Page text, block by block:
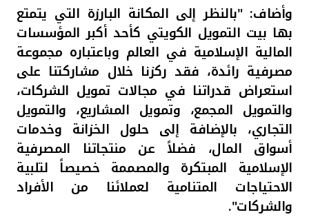
وأضاف: "بالنظر إلى المكانة البارزة التي يتمتع
بها بيت التمويل الكويتي كأحد أكبر المؤسسات
المالية الإسلامية في العالم وباعتباره مجموعة
مصرفية رائدة، فقد ركزنا خلال مشاركتنا على
استعراض قدراتنا في مجالات تمويل الشركات،
والتمويل المجمع، وتمويل المشاريع، والتمويل
التجاري، بالإضافة إلى حلول الخزانة وخدمات
أسواق المال، فضلاً عن منتجاتنا المصرفية
الإسلامية المبتكرة والمصممة خصيصاً لتلبية
الاحتياجات المتنامية لعملائنا من الأفراد
والشركات"
.